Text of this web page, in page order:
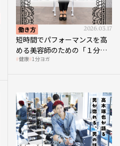
働き方 2026.03.17
短時間でパフォーマンスを高
める美容師のための「１分ヨ
ガ」講座｜実践編
健康 1分ヨガ